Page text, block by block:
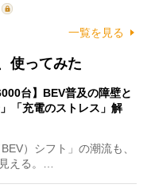
一覧を見る
使ってみた
台】BEV普及の障壁と
「充電のストレス」解
）シフト」の潮流も、
える。…